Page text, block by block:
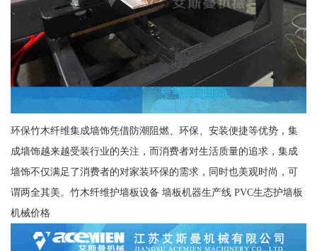
环保竹木纤维集成墙饰凭借防潮阻燃、环保、安装便捷等优势，集
成墙饰越来越受装行业的关注，而消费者对生活质量的追求，集成
墙饰不仅满足了消费者的对家装环保的需求，同时也美观时尚，可
谓两全其美。竹木纤维护墙板设备 墙板机器生产线 PVC生态护墙板
机械价格